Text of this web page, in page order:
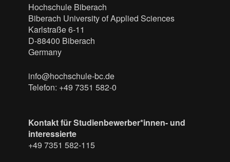
Hochschule Biberach
Biberach University of Applied Sciences
Karlstraße 6-11
D-88400 Biberach
Germany
info@hochschule-bc.de
Telefon: +49 7351 582-0
Kontakt für Studienbewerber*innen- und
interessierte
+49 7351 582-115